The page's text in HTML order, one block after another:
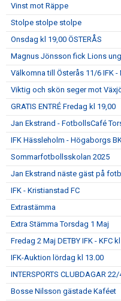
Vinst mot Räppe
Stolpe stolpe stolpe
Onsdag kl 19,00 ÖSTERÅS
Magnus Jönsson fick Lions
Välkomna till Österås 11/6 IFK -
Viktig och skön seger mot
GRATIS ENTRÉ Fredag kl 19,00
Jan Ekstrand - FotbollsCafé
IFK Hässleholm - Högaborgs
Sommarfotbollsskolan 2025
Jan Ekstrand näste gäst på
IFK - Kristianstad FC
Extrastämma
Extra Stämma Torsdag 1 Maj
Fredag 2 Maj DETBY IFK - KFC
IFK-Auktion lördag kl 13.00
INTERSPORTS CLUBDAGAR
Bosse Nilsson gästade Kaféet